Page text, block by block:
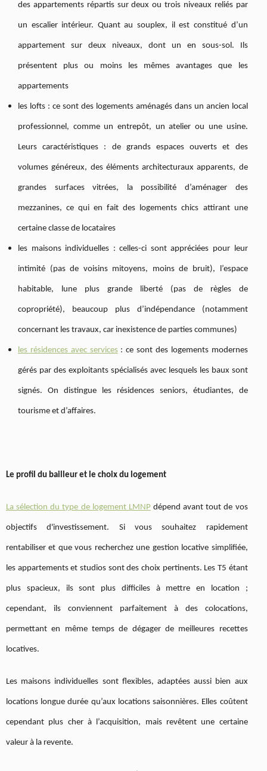
des appartements répartis sur deux ou trois niveaux reliés par
un escalier intérieur. Quant au souplex, il est constitué d’un
appartement sur deux niveaux, dont un en sous-sol. Ils
présentent plus ou moins les mêmes avantages que les
appartements
les lofts : ce sont des logements aménagés dans un ancien local
professionnel, comme un entrepôt, un atelier ou une usine.
Leurs caractéristiques : de grands espaces ouverts et des
volumes généreux, des éléments architecturaux apparents, de
grandes surfaces vitrées, la possibilité d’aménager des
mezzanines, ce qui en fait des logements chics attirant une
certaine classe de locataires
les maisons individuelles : celles-ci sont appréciées pour leur
intimité (pas de voisins mitoyens, moins de bruit), l’espace
habitable, lune plus grande liberté (pas de règles de
copropriété), beaucoup plus d’indépendance (notamment
concernant les travaux, car inexistence de parties communes)
les résidences avec services: ce sont des logements modernes
gérés par des exploitants spécialisés avec lesquels les baux sont
signés. On distingue les résidences seniors, étudiantes, de
tourisme et d’affaires.
Le profil du bailleur et le choix du logement
La sélection du type de logement LMNPdépend avant tout de vos
objectifs d'investissement. Si vous souhaitez rapidement
rentabiliser et que vous recherchez une gestion locative simplifiée,
les appartements et studios sont des choix pertinents. Les T5 étant
plus spacieux, ils sont plus difficiles à mettre en location ;
cependant, ils conviennent parfaitement à des colocations,
permettant en même temps de dégager de meilleures recettes
locatives.
Les maisons individuelles sont flexibles, adaptées aussi bien aux
locations longue durée qu’aux locations saisonnières. Elles coûtent
cependant plus cher à l’acquisition, mais revêtent une certaine
valeur à la revente.